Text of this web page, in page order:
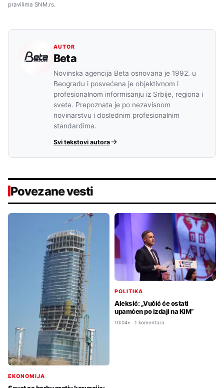
pravilima SNM.rs.
AUTOR
Beta
Novinska agencija Beta osnovana je 1992. u
Beogradu i posvećena je objektivnom i
profesionalnom informisanju iz Srbije, regiona i
sveta. Prepoznata je po nezavisnom
novinarstvu i doslednim profesionalnim
standardima.
Svi tekstovi autora
Povezane vesti
EKONOMIJA
POLITIKA
Aleksić: „Vučić će ostati
upamćen po izdaji na KiM“
10:04 1 komentara